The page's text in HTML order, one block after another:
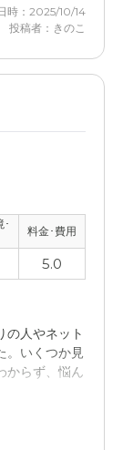
なるべく姉と
時：2025/10/14
投稿者：きのこ
･
料金･費用
5.0
の人やネット
。いくつか見
からず、悩ん